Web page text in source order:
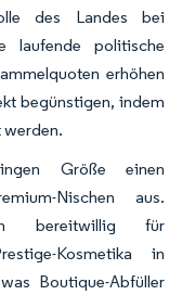
des Landes bei
laufende politische
erhöhen
begünstigen, indem
werden.
Größe einen
Nischen aus.
bereitwillig für
Kosmetika in
Boutique-Abfüller